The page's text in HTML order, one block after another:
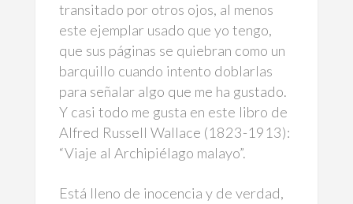
transitado por otros ojos, al menos
este ejemplar usado que yo tengo,
que sus páginas se quiebran como un
barquillo cuando intento doblarlas
para señalar algo que me ha gustado.
Y casi todo me gusta en este libro de
Alfred Russell Wallace (1823-1913):
“Viaje al Archipiélago malayo”.
Está lleno de inocencia y de verdad,